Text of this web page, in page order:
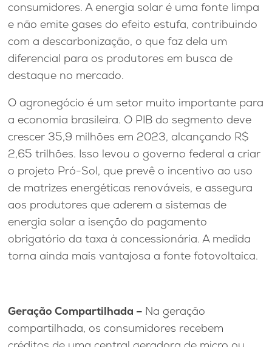
consumidores. A energia solar é uma fonte limpa
e não emite gases do efeito estufa, contribuindo
com a descarbonização, o que faz dela um
diferencial para os produtores em busca de
destaque no mercado.
O agronegócio é um setor muito importante para
a economia brasileira. O PIB do segmento deve
crescer 35,9 milhões em 2023, alcançando R$
2,65 trilhões. Isso levou o governo federal a criar
o projeto Pró-Sol, que prevê o incentivo ao uso
de matrizes energéticas renováveis, e assegura
aos produtores que aderem a sistemas de
energia solar a isenção do pagamento
obrigatório da taxa à concessionária. A medida
torna ainda mais vantajosa a fonte fotovoltaica.
Geração Compartilhada – Na geração
compartilhada, os consumidores recebem